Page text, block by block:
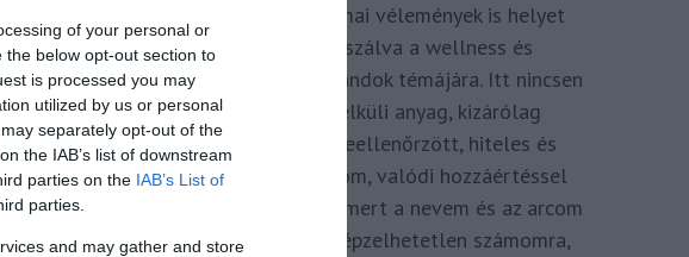
of your personal or
below opt-out section to
is processed you may
utilized by us or personal
separately opt-out of the
the IAB’s list of downstream
parties on the IAB’s List of
parties.
and may gather and store
ajánlók és szakmai vélemények is helyet
kapnak, fókuszálva a wellness és
termálfürdők, strandok témájára. Itt nincsen
hivatkozás nélküli anyag, kizárólag
többszörösen leellenőrzött, hiteles és
minőségi tartalom, valódi hozzáértéssel
megkomponálva, mert a nevem és az arcom
adom hozzá. Elképzelhetetlen számomra,